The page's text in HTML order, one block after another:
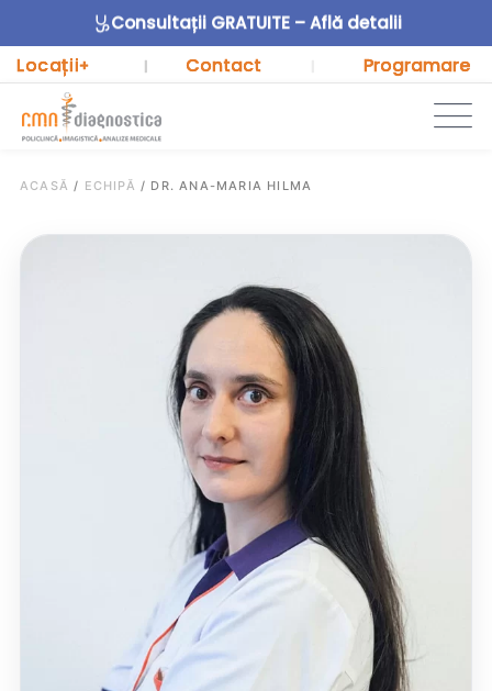
Consultații GRATUITE – Află detalii
Locații+ | Contact Programare
ACASĂ / ECHIPĂ / DR. ANA-MARIA HILMA